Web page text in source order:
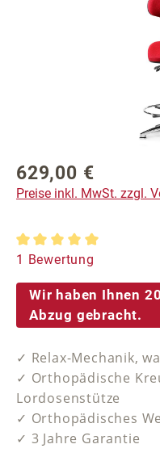
Regulärer Preis:
629,00 €
Preise inkl. MwSt. zzgl.
Durchschnittliche
1 Bewertung
Wir haben Ihnen
Abzug gebracht.
✓ Relax-Mechanik,
✓ Orthopädische
Lordosenstütze
✓ Orthopädisches
✓ 3 Jahre Garantie